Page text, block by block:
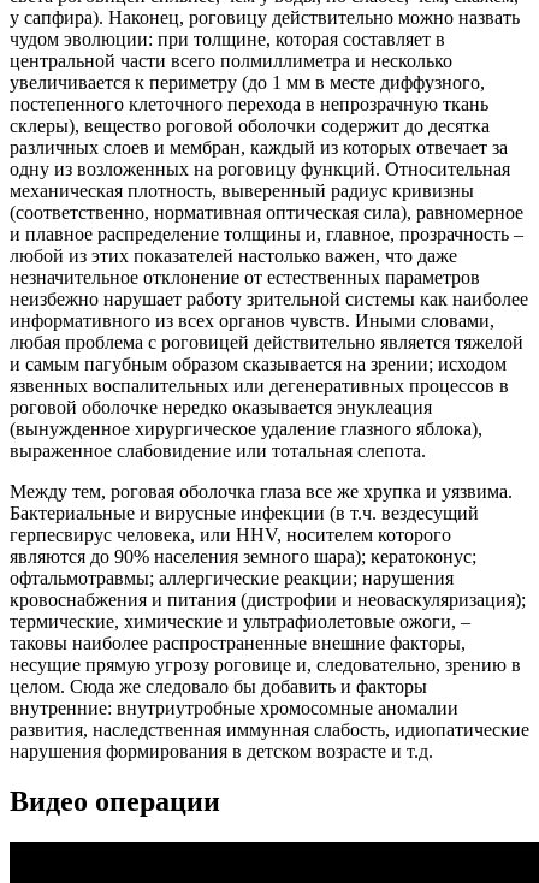
у сапфира). Наконец, роговицу действительно можно назвать
чудом эволюции: при толщине, которая составляет в
центральной части всего полмиллиметра и несколько
увеличивается к периметру (до 1 мм в месте диффузного,
постепенного клеточного перехода в непрозрачную ткань
склеры), вещество роговой оболочки содержит до десятка
различных слоев и мембран, каждый из которых отвечает за
одну из возложенных на роговицу функций. Относительная
механическая плотность, выверенный радиус кривизны
(соответственно, нормативная оптическая сила), равномерное
и плавное распределение толщины и, главное, прозрачность –
любой из этих показателей настолько важен, что даже
незначительное отклонение от естественных параметров
неизбежно нарушает работу зрительной системы как наиболее
информативного из всех органов чувств. Иными словами,
любая проблема с роговицей действительно является тяжелой
и самым пагубным образом сказывается на зрении; исходом
язвенных воспалительных или дегенеративных процессов в
роговой оболочке нередко оказывается энуклеация
(вынужденное хирургическое удаление глазного яблока),
выраженное слабовидение или тотальная слепота.
Между тем, роговая оболочка глаза все же хрупка и уязвима.
Бактериальные и вирусные инфекции (в т.ч. вездесущий
герпесвирус человека, или HHV, носителем которого
являются до 90% населения земного шара); кератоконус;
офтальмотравмы; аллергические реакции; нарушения
кровоснабжения и питания (дистрофии и неоваскуляризация);
термические, химические и ультрафиолетовые ожоги, –
таковы наиболее распространенные внешние факторы,
несущие прямую угрозу роговице и, следовательно, зрению в
целом. Сюда же следовало бы добавить и факторы
внутренние: внутриутробные хромосомные аномалии
развития, наследственная иммунная слабость, идиопатические
нарушения формирования в детском возрасте и т.д.
Видео операции